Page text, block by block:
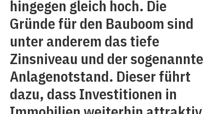
hingegen gleich hoch. Die
Gründe für den Bauboom sind
unter anderem das tiefe
Zinsniveau und der sogenannte
Anlagenotstand. Dieser führt
dazu, dass Investitionen in